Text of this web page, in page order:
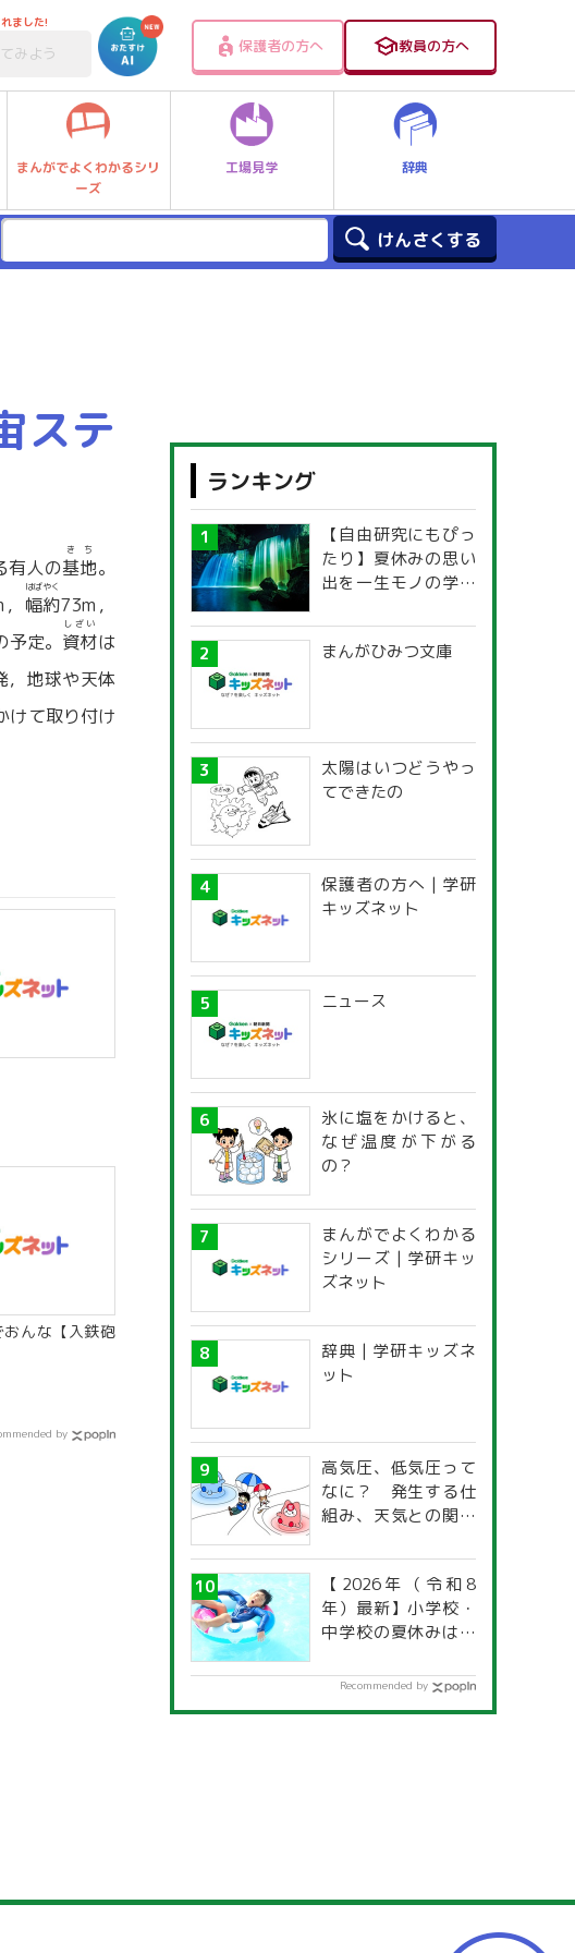
ました!
保護者の方へ 教員の方へ
まんがでよくわかるシリ
ーズ
工場見学 辞典
ステ
有人の基地
きち
。
幅約
はばやく
73m，
予定。 資材
しざい
は
，地球や天体
けて取り付け
んな【入鉄砲
by
ランキング
【自由研究にもぴっ
たり】夏休みの思い
出を一生モノの学び
探究ガイド
まんがひみつ文庫
太陽はいつどうやっ
てできたの
保護者の方へ | 学研
キッズネット
ニュース
氷に塩をかけると、
なぜ温度が下がる
の？
まんがでよくわかる
シリーズ | 学研キッ
ズネット
辞典 | 学研キッズネ
ット
高気圧、低気圧って
なに？ 発生する仕
組み、天気との関係
【2026年（令和8
年）最新】小学校・
中学校の夏休みはい
道府県別「夏季休暇
Recommended by